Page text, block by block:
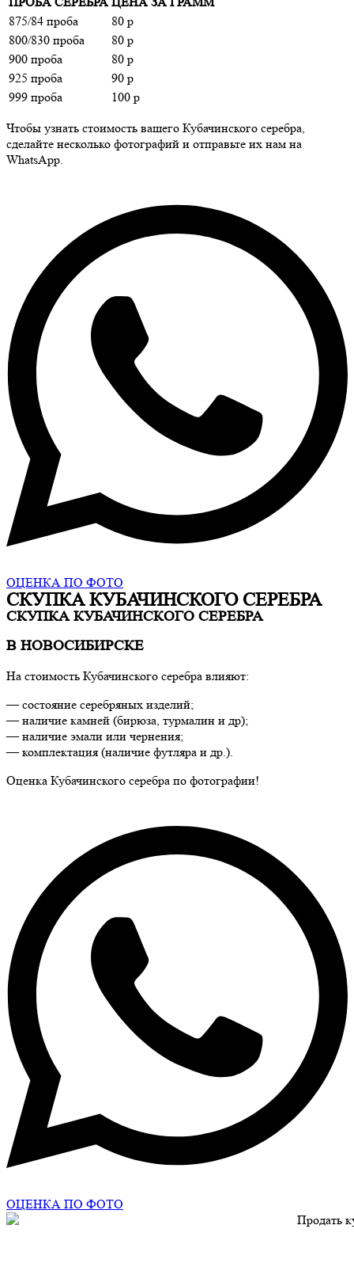
875/84 проба
80 р
800/830 проба
80 р
900 проба
80 р
925 проба
90 р
999 проба
100 р
Чтобы узнать стоимость вашего Кубачинского серебра,
сделайте несколько фотографий и отправьте их нам на
WhatsApp.
ОЦЕНКА ПО ФОТО
СКУПКА КУБАЧИНСКОГО СЕРЕБРА
СКУПКА КУБАЧИНСКОГО СЕРЕБРА
В НОВОСИБИРСКЕ
На стоимость Кубачинского серебра влияют:
— состояние серебряных изделий;
— наличие камней (бирюза, турмалин и др);
— наличие эмали или чернения;
— комплектация (наличие футляра и др.).
Оценка Кубачинского серебра по фотографии!
ОЦЕНКА ПО ФОТО